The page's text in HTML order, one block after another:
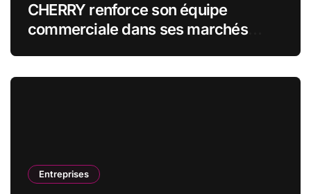
CHERRY renforce son équipe
commerciale dans ses marchés
Entreprises